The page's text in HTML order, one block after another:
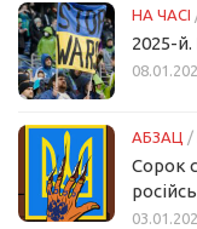
НА ЧАСІ
2025-й.
АБЗАЦ /
Сорок